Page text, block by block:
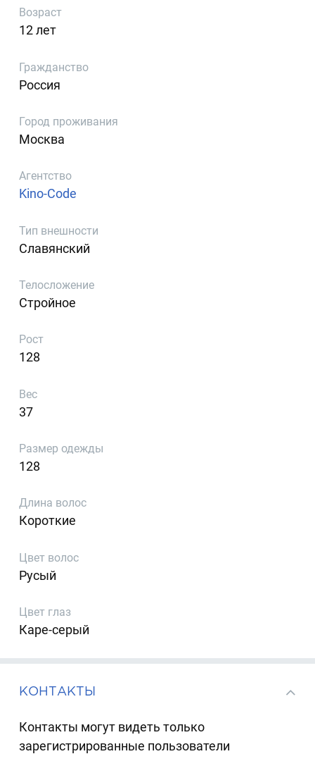
Возраст
12 лет
Гражданство
Россия
Город проживания
Москва
Агентство
Kino-Code
Тип внешности
Славянский
Телосложение
Стройное
Рост
128
Вес
37
Размер одежды
128
Длина волос
Короткие
Цвет волос
Русый
Цвет глаз
Каре-серый
КОНТАКТЫ
Контакты могут видеть только
зарегистрированные пользователи